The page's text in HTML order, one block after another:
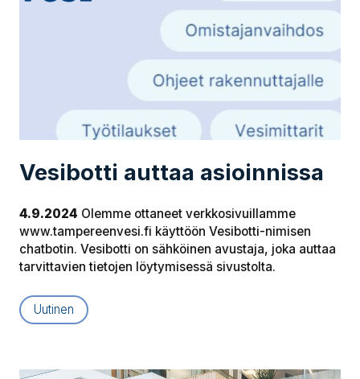
Vesibotti auttaa asioinnissa
4.9.2024 Olemme ottaneet verkkosivuillamme
www.tampereenvesi.fi käyttöön Vesibotti-nimisen
chatbotin. Vesibotti on sähköinen avustaja, joka auttaa
tarvittavien tietojen löytymisessä sivustolta.
Uutinen